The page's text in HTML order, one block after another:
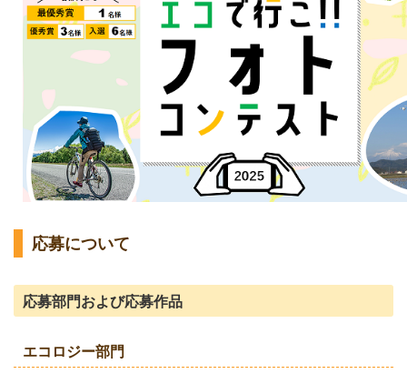
応募について
応募部門および応募作品
エコロジー部門